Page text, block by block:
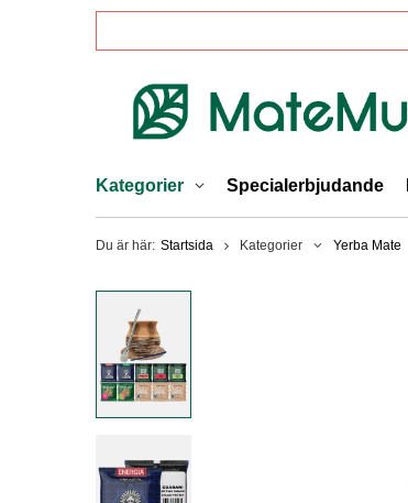
Kategorier Specialerbjudande
Du är här: Startsida Kategorier Yerba Mate